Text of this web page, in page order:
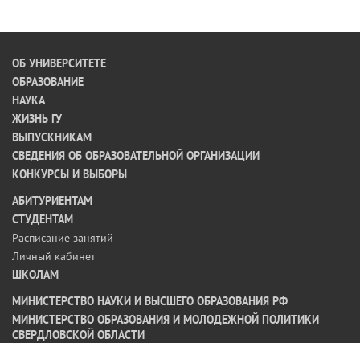
ОБ УНИВЕРСИТЕТЕ
ОБРАЗОВАНИЕ
НАУКА
ЖИЗНЬ ГУ
ВЫПУСКНИКАМ
СВЕДЕНИЯ ОБ ОБРАЗОВАТЕЛЬНОЙ ОРГАНИЗАЦИИ
КОНКУРСЫ И ВЫБОРЫ
АБИТУРИЕНТАМ
СТУДЕНТАМ
Расписание занятий
Личный кабинет
ШКОЛАМ
МИНИСТЕРСТВО НАУКИ И ВЫСШЕГО ОБРАЗОВАНИЯ РФ
МИНИСТЕРСТВО ОБРАЗОВАНИЯ И МОЛОДЕЖНОЙ ПОЛИТИКИ
СВЕРДЛОВСКОЙ ОБЛАСТИ